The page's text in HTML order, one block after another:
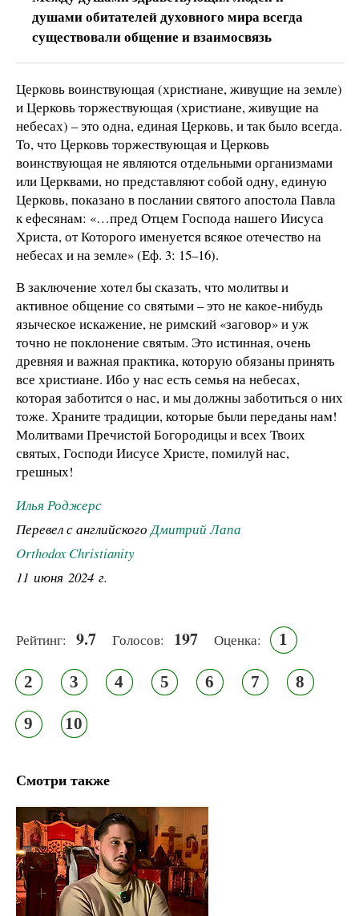
душами обитателей духовного мира всегда
существовали общение и взаимосвязь
Церковь воинствующая (христиане, живущие на земле)
и Церковь торжествующая (христиане, живущие на
небесах) – это одна, единая Церковь, и так было всегда.
То, что Церковь торжествующая и Церковь
воинствующая не являются отдельными организмами
или Церквами, но представляют собой одну, единую
Церковь, показано в послании святого апостола Павла
к ефесянам: «…пред Отцем Господа нашего Иисуса
Христа, от Которого именуется всякое отечество на
небесах и на земле» (Еф. 3: 15–16).
В заключение хотел бы сказать, что молитвы и
активное общение со святыми – это не какое-нибудь
языческое искажение, не римский «заговор» и уж
точно не поклонение святым. Это истинная, очень
древняя и важная практика, которую обязаны принять
все христиане. Ибо у нас есть семья на небесах,
которая заботится о нас, и мы должны заботиться о них
тоже. Храните традиции, которые были переданы нам!
Молитвами Пречистой Богородицы и всех Твоих
святых, Господи Иисусе Христе, помилуй нас,
грешных!
Илья Роджерс
Перевел с английскогоДмитрий Лапа
Orthodox Christianity
11 июня 2024 г.
Рейтинг: 9.7 Голосов: 197 Оценка: 1
2 3 4 5 6 7 8
9 10
Смотри также